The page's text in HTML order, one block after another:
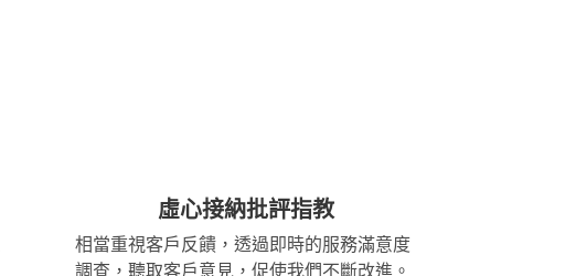
虛心接納批評指教
相當重視客戶反饋，透過即時的服務滿意度
調查，聽取客戶意見，促使我們不斷改進。